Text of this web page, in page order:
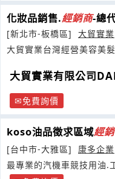
化妝品銷售.經銷商-總
[新北市-板橋區]
大貿實業
大貿實業台灣經營美容美
大貿實業有限公司
免費詢價
koso油品徵求區域經
[台中市-大雅區]
康多企業
最專業的汽機車競技用油.